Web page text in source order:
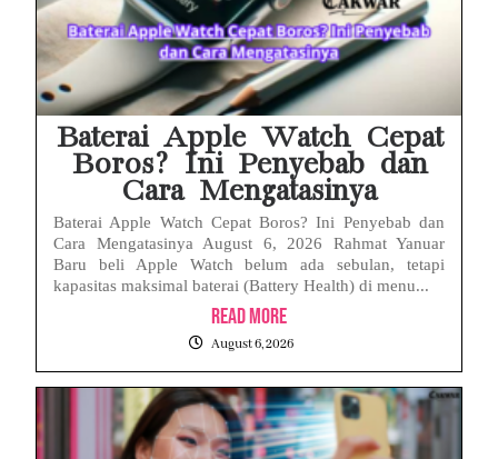
Baterai Apple Watch Cepat
Boros? Ini Penyebab dan
Cara Mengatasinya
Baterai Apple Watch Cepat Boros? Ini Penyebab dan
Cara Mengatasinya August 6, 2026 Rahmat Yanuar
Baru beli Apple Watch belum ada sebulan, tetapi
kapasitas maksimal baterai (Battery Health) di menu...
Read More
August 6, 2026